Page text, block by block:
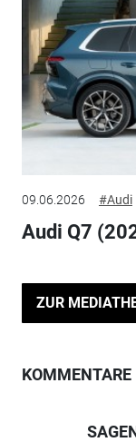
09.06.2026 #Audi
Audi Q7
ZUR
KOMMENTARE